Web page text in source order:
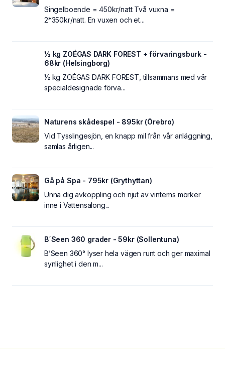
Singelboende = 450kr/natt Två vuxna =
2*350kr/natt. En vuxen och et...
½ kg ZOÉGAS DARK FOREST + förvaringsburk -
68kr (Helsingborg)
½ kg ZOÉGAS DARK FOREST, tillsammans med vår
specialdesignade förva...
Naturens skådespel - 895kr (Örebro)
Vid Tysslingesjön, en knapp mil från vår anläggning,
samlas årligen...
Gå på Spa - 795kr (Grythyttan)
Unna dig avkoppling och njut av vinterns mörker
inne i Vattensalong...
B´Seen 360 grader - 59kr (Sollentuna)
B’Seen 360° lyser hela vägen runt och ger maximal
synlighet i den m...